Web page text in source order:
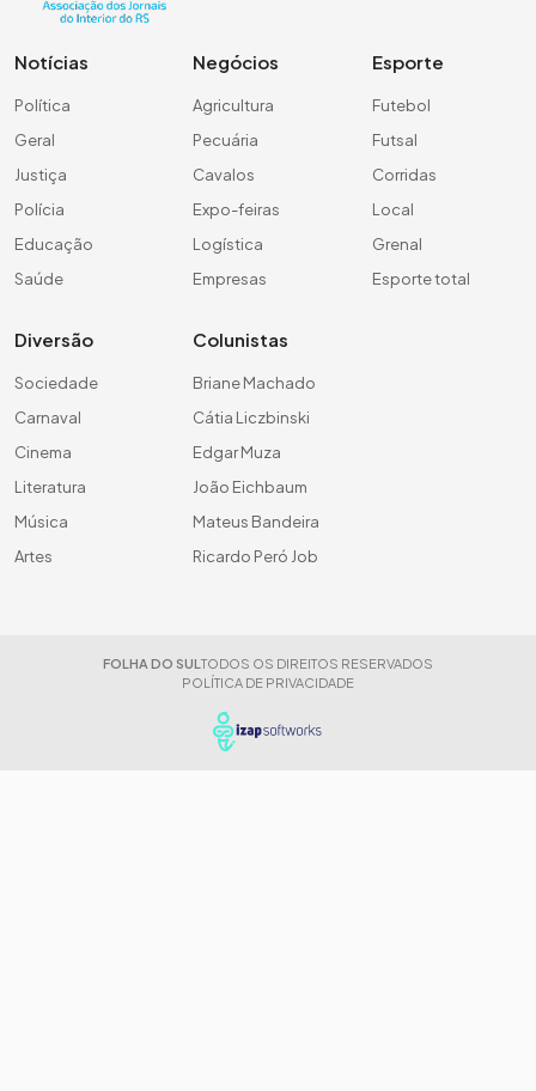
Notícias
Política
Geral
Justiça
Polícia
Educação
Saúde
Negócios
Agricultura
Pecuária
Cavalos
Expo-feiras
Logística
Empresas
Esporte
Futebol
Futsal
Corridas
Local
Grenal
Esporte total
Diversão
Sociedade
Carnaval
Cinema
Literatura
Música
Artes
Colunistas
Briane Machado
Cátia Liczbinski
Edgar Muza
João Eichbaum
Mateus Bandeira
Ricardo Peró Job
FOLHA DO SUL TODOS OS DIREITOS RESERVADOS
POLÍTICA DE PRIVACIDADE